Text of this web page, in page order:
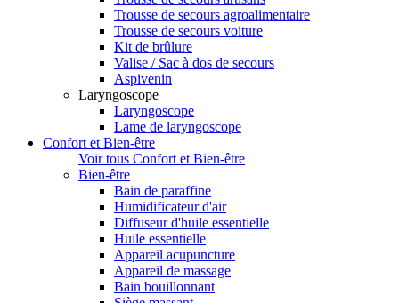
Trousse de secours agroalimentaire
Trousse de secours voiture
Kit de brûlure
Valise / Sac à dos de secours
Aspivenin
Laryngoscope
Laryngoscope
Lame de laryngoscope
Confort et Bien-être
Voir tous Confort et Bien-être
Bien-être
Bain de paraffine
Humidificateur d'air
Diffuseur d'huile essentielle
Huile essentielle
Appareil acupuncture
Appareil de massage
Bain bouillonnant